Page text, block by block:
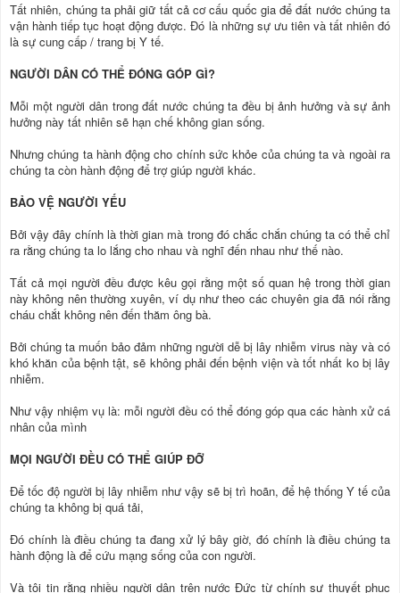
Tất nhiên, chúng ta phải giữ tất cả cơ cấu quốc gia để đất nước chúng ta
vận hành tiếp tục hoạt động được. Đó là những sự ưu tiên và tất nhiên đó
là sự cung cấp / trang bị Y tế.
NGƯỜI DÂN CÓ THỂ ĐÓNG GÓP GÌ?
Mỗi một người dân trong đất nước chúng ta đều bị ảnh hưởng và sự ảnh
hưởng này tất nhiên sẽ hạn chế không gian sống.
Nhưng chúng ta hành động cho chính sức khỏe của chúng ta và ngoài ra
chúng ta còn hành động để trợ giúp người khác.
BẢO VỆ NGƯỜI YẾU
Bởi vậy đây chính là thời gian mà trong đó chắc chắn chúng ta có thể chỉ
ra rằng chúng ta lo lắng cho nhau và nghĩ đến nhau như thế nào.
Tất cả mọi người đều được kêu gọi rằng một số quan hệ trong thời gian
này không nên thường xuyên, ví dụ như theo các chuyên gia đã nói rằng
cháu chắt không nên đến thăm ông bà.
Bởi chúng ta muốn bảo đảm những người dễ bị lây nhiễm virus này và có
khó khăn của bệnh tật, sẽ không phải đến bệnh viện và tốt nhất ko bị lây
nhiễm.
Như vậy nhiệm vụ là: mỗi người đều có thể đóng góp qua các hành xử cá
nhân của mình
MỌI NGƯỜI ĐỀU CÓ THỂ GIÚP ĐỠ
Để tốc độ người bị lây nhiễm như vậy sẽ bị trì hoãn, để hệ thống Y tế của
chúng ta không bị quá tải,
Đó chính là điều chúng ta đang xử lý bây giờ, đó chính là điều chúng ta
hành động là để cứu mạng sống của con người.
Và tôi tin rằng nhiều người dân trên nước Đức từ chính sự thuyết phục